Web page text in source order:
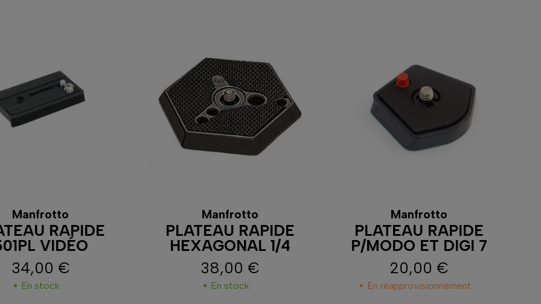
Manfrotto
RAPIDE
VIDÉO
Prix
34,00 €
En stock
Manfrotto
PLATEAU RAPIDE
HEXAGONAL 1/4
Prix
38,00 €
En stock
Manfrotto
PLATEAU RAPIDE
P/MODO ET DIGI 7
Prix
20,00 €
En réapprovisionnement